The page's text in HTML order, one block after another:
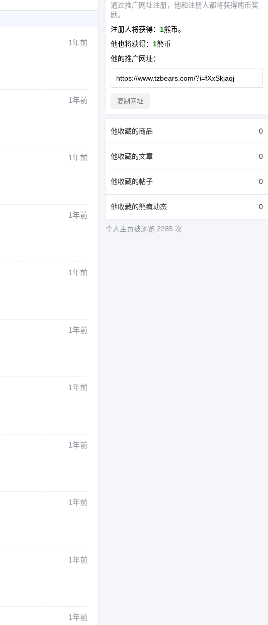
1年前
1年前
1年前
1年前
1年前
1年前
1年前
1年前
1年前
1年前
1年前
通过推广网址注册， 他和注册人都将获得熊币奖
励。
注册人将获得： 1熊币。
他也将获得： 1熊币
他的推广网址：
复制网址
他收藏的商品 0
他收藏的文章 0
他收藏的帖子 0
他收藏的熊疯动态 0
个人主页被浏览 2285 次